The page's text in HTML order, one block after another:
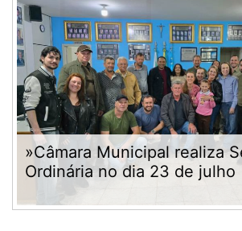
»Câmara Municipal realiza
Ordinária no dia 23 de julho